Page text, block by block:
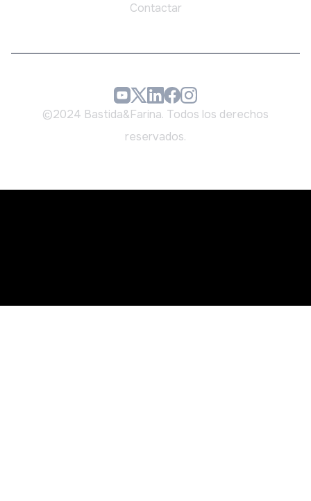
Contactar
©2024 Bastida&Farina. Todos los derechos
reservados.